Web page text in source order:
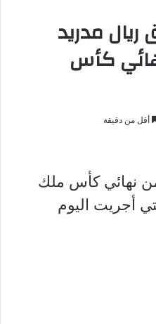
مدريد
كأس
أقل من دقيقة
نهائي كأس ملك
أجريت اليوم